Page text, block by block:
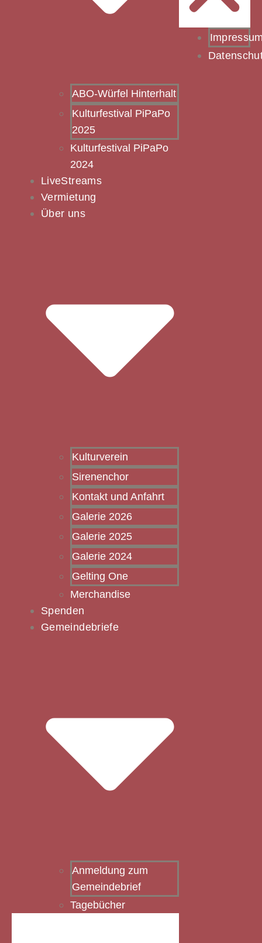
ABO-Würfel Hinterhalt
Kulturfestival PiPaPo
2025
Kulturfestival PiPaPo
2024
LiveStreams
Vermietung
Über uns
Kulturverein
Sirenenchor
Kontakt und Anfahrt
Galerie 2026
Galerie 2025
Galerie 2024
Gelting One
Merchandise
Spenden
Gemeindebriefe
Anmeldung zum
Gemeindebrief
Tagebücher